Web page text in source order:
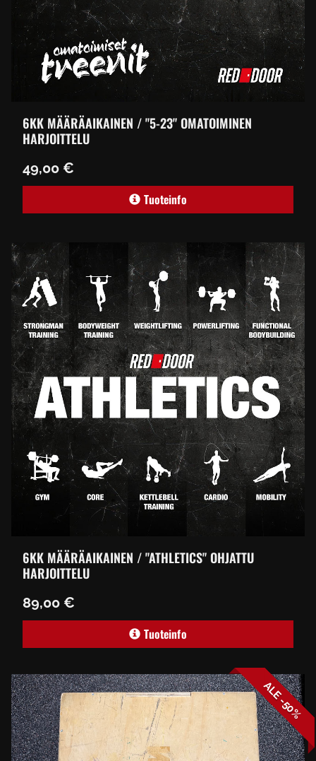
6KK MÄÄRÄAIKAINEN / "5-23" OMATOIMINEN
HARJOITTELU
49,00 €
Tuoteinfo
6KK MÄÄRÄAIKAINEN / "ATHLETICS" OHJATTU
HARJOITTELU
89,00 €
Tuoteinfo
ALE -50%